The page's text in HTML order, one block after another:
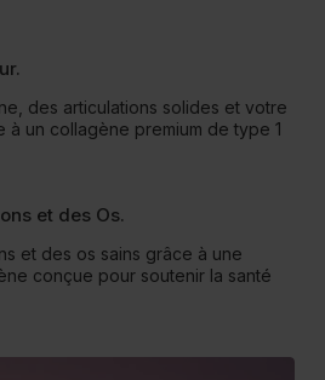
des articulations solides et votre
un collagène premium de type 1
et des Os.
et des os sains grâce à une
conçue pour soutenir la santé